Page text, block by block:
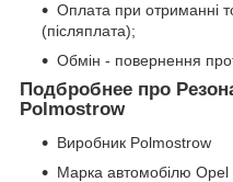
Оплата при отриманні
(післяплата);
Обмін - повернення
Подбробнее про
Polmostrow
Виробник Polmostrow
Марка автомобілю Opel